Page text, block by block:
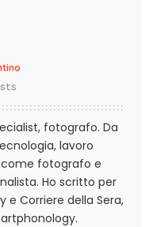
fotografo. Da
lavoro
come fotografo e
Ho scritto per
e Corriere della Sera,